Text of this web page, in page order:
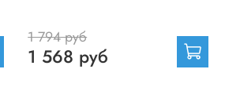
1 794 руб
1 568 руб